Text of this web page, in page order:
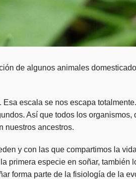
de algunos animales
escala se nos escapa
Así que todos los organismos,
nuestros ancestros.
y con las que compartimos la
primera especie en soñar, también
forma parte de la fisiología de la